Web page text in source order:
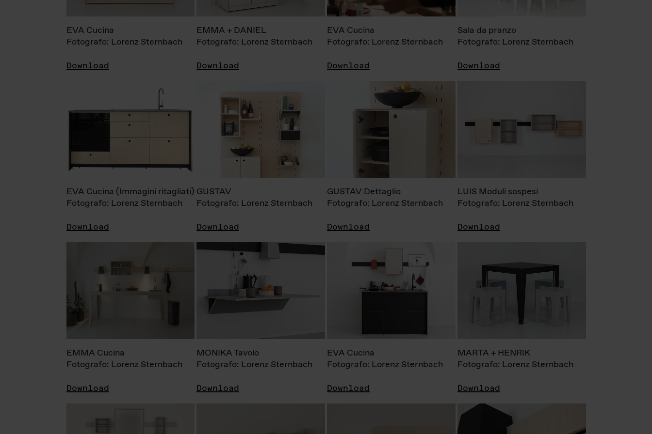
EVA Cucina
Fotografo: Lorenz Sternbach
Download
EMMA + DANIEL
Fotografo: Lorenz Sternbach
Download
EVA Cucina
Fotografo: Lorenz Sternbach
Download
Sala da pranzo
Fotografo: Lorenz Sternbach
Download
EVA Cucina (Immagini ritagliati)
Fotografo: Lorenz Sternbach
Download
GUSTAV
Fotografo: Lorenz Sternbach
Download
GUSTAV Dettaglio
Fotografo: Lorenz Sternbach
Download
LUIS Moduli sospesi
Fotografo: Lorenz Sternbach
Download
EMMA Cucina
Fotografo: Lorenz Sternbach
Download
MONIKA Tavolo
Fotografo: Lorenz Sternbach
Download
EVA Cucina
Fotografo: Lorenz Sternbach
Download
MARTA + HENRIK
Fotografo: Lorenz Sternbach
Download